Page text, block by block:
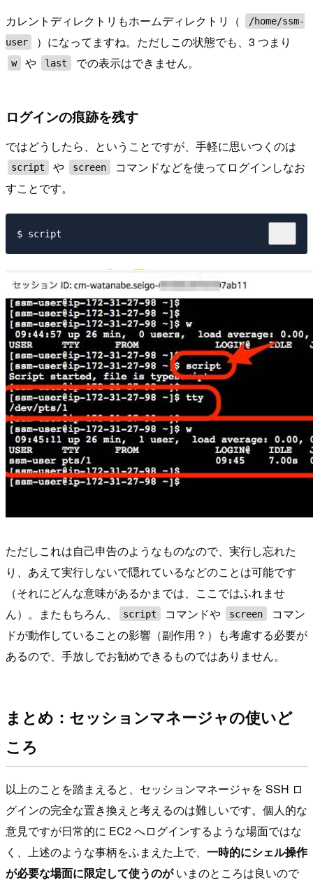
カレントディレクトリもホームディレクトリ（
/home/ssm-
user
）になってますね。ただしこの状態でも、3 つまり
w や last での表示はできません。
ログインの痕跡を残す
ではどうしたら、ということですが、手軽に思いつくのは
script や screen
コマンドなどを使ってログインしなお
すことです。
ただしこれは自己申告のようなものなので、実行し忘れた
り、あえて実行しないで隠れているなどのことは可能です
（それにどんな意味があるかまでは、ここではふれませ
ん）。またもちろん、
script コマンドや screen
コマン
ドが動作していることの影響（副作用？）も考慮する必要が
あるので、手放しでお勧めできるものではありません。
まとめ：セッションマネージャの使いど
ころ
以上のことを踏まえると、セッションマネージャを SSH ロ
グインの完全な置き換えと考えるのは難しいです。個人的な
意見ですが日常的に EC2 へログインするような場面ではな
く、上述のような事柄をふまえた上で、 一時的にシェル操作
が必要な場面に限定して使うのがいまのところは良いので